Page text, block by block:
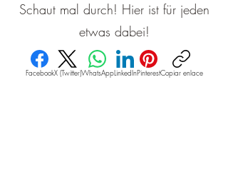
Schaut mal durch! Hier ist für jeden
etwas dabei!
FacebookX (Twitter)WhatsAppLinkedInPinterestCopiar enlace